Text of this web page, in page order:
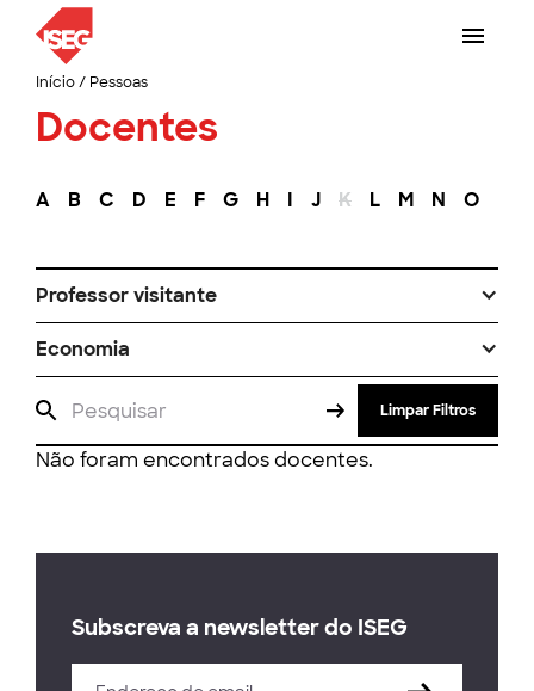
Início/ Pessoas
Docentes
A B C D E F G H I J K L M N O
Professor visitante
Economia
Limpar Filtros
Não foram encontrados docentes.
Subscreva a newsletter do ISEG